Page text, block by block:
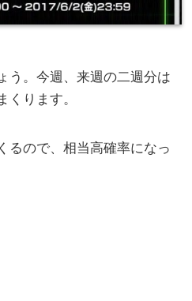
う。今週、来週の二週分は
くります。
るので、相当高確率になっ